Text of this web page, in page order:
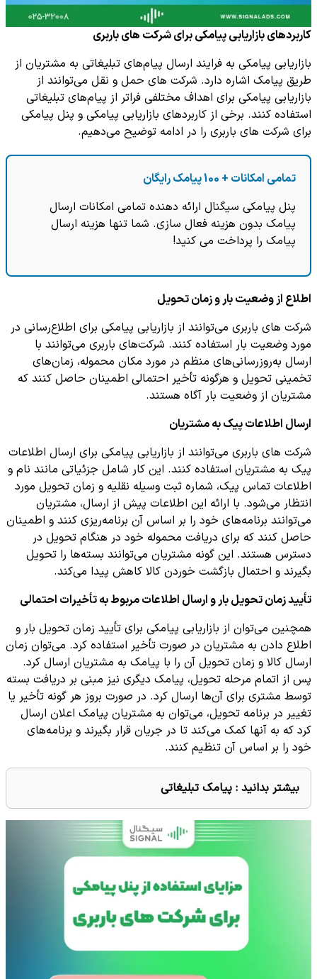
کاربردهای بازاریابی پیامکی برای شرکت های باربری
بازاریابی پیامکی به فرایند ارسال پیام‌های تبلیغاتی به مشتریان از
طریق پیامک اشاره دارد. شرکت های حمل و نقل می‌توانند از
بازاریابی پیامکی برای اهداف مختلفی فراتر از پیام‌های تبلیغاتی
استفاده کنند. برخی از کاربردهای بازاریابی پیامکی و پنل پیامکی
برای شرکت های باربری را در ادامه توضیح می‌دهیم.
تمامی امکانات + 100 پیامک رایگان
پنل پیامکی سیگنال ارائه دهنده تمامی امکانات ارسال
پیامک بدون هزینه فعال سازی. شما تنها هزینه ارسال
پیامک را پرداخت می کنید!
اطلاع از وضعیت بار و زمان تحویل
شرکت های باربری می‌توانند از بازاریابی پیامکی برای اطلاع‌رسانی در
مورد وضعیت بار استفاده کنند. شرکت‌های باربری می‌توانند با
ارسال به‌روزرسانی‌های منظم در مورد مکان محموله، زمان‌های
تخمینی تحویل و هرگونه تأخیر احتمالی اطمینان حاصل کنند که
مشتریان از وضعیت بار آگاه هستند.
ارسال اطلاعات پیک به مشتریان
شرکت های باربری می‌توانند از بازاریابی پیامکی برای ارسال اطلاعات
پیک به مشتریان استفاده کنند. این کار شامل جزئیاتی مانند نام و
اطلاعات تماس پیک، شماره ثبت وسیله نقلیه و زمان تحویل مورد
انتظار می‌شود. با ارائه این اطلاعات پیش از ارسال، مشتریان
می‌توانند برنامه‌های خود را بر اساس آن برنامه‌ریزی کنند و اطمینان
حاصل کنند که برای دریافت محموله خود در هنگام تحویل در
دسترس هستند. این گونه مشتریان می‌توانند بسته‌ها را تحویل
بگیرند و احتمال بازگشت خوردن کالا کاهش پیدا می‌کند.
تأیید زمان تحویل بار و ارسال اطلاعات مربوط به تأخیرات احتمالی
همچنین می‌توان از بازاریابی پیامکی برای تأیید زمان تحویل بار و
اطلاع دادن به مشتریان در صورت تأخیر استفاده کرد. می‌توان زمان
ارسال کالا و زمان تحویل آن را با پیامک به مشتریان ارسال کرد.
پس از اتمام مرحله تحویل، پیامک دیگری نیز مبنی بر دریافت بسته
توسط مشتری برای آن‌ها ارسال کرد. در صورت بروز هر گونه تأخیر یا
تغییر در برنامه تحویل، می‌توان به مشتریان پیامک اعلان ارسال
کرد که به آنها کمک می‌کند تا در جریان قرار بگیرند و برنامه‌های
خود را بر اساس آن تنظیم کنند.
بیشتر بدانید : پیامک تبلیغاتی